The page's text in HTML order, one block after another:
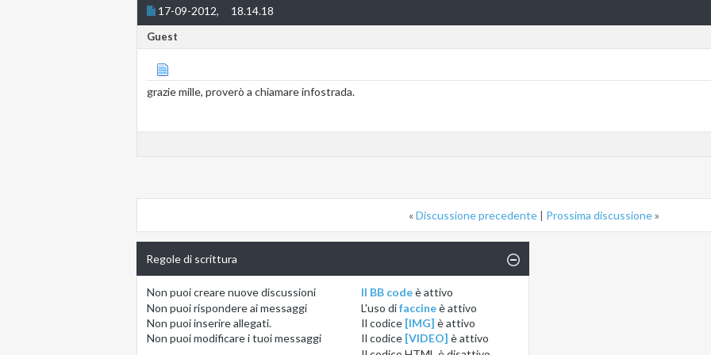
17-09-2012, 18.14.18
Guest
grazie mille, proverò a chiamare infostrada.
«Discussione precedente | Prossima discussione»
Regole di scrittura
Non puoicreare nuove discussioni
Non puoirispondere ai messaggi
Non puoiinserire allegati.
Non puoimodificare i tuoi messaggi
Il BB codeèattivo
L'uso difaccineèattivo
Il codice [IMG] èattivo
Il codice [VIDEO] èattivo